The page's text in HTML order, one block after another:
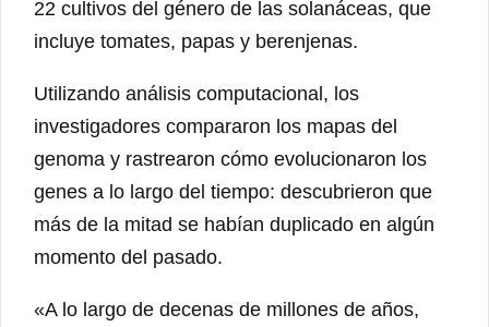
22 cultivos del género de las solanáceas, que
incluye tomates, papas y berenjenas.
Utilizando análisis computacional, los
investigadores compararon los mapas del
genoma y rastrearon cómo evolucionaron los
genes a lo largo del tiempo: descubrieron que
más de la mitad se habían duplicado en algún
momento del pasado.
«A lo largo de decenas de millones de años,